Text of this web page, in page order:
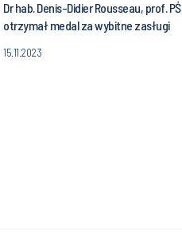
Dr hab. Denis-Didier Rousseau, prof. PŚ
otrzymał medal za wybitne zasługi
15.11.2023